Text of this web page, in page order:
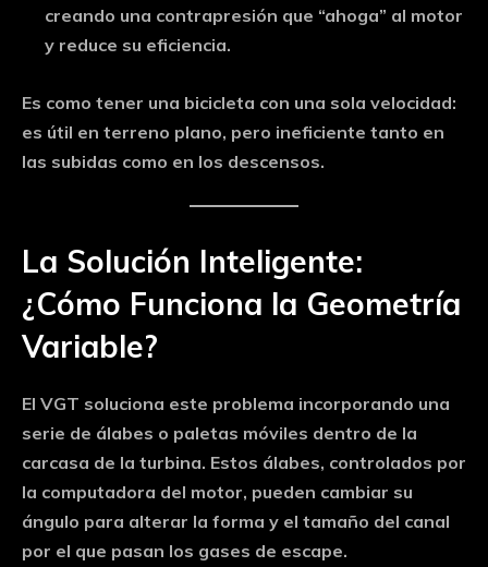
creando una contrapresión que “ahoga” al motor
y reduce su eficiencia.
Es como tener una bicicleta con una sola velocidad:
es útil en terreno plano, pero ineficiente tanto en
las subidas como en los descensos.
La Solución Inteligente:
¿Cómo Funciona la Geometría
Variable?
El VGT soluciona este problema incorporando una
serie de álabes o paletas móviles dentro de la
carcasa de la turbina. Estos álabes, controlados por
la computadora del motor, pueden cambiar su
ángulo para alterar la forma y el tamaño del canal
por el que pasan los gases de escape.